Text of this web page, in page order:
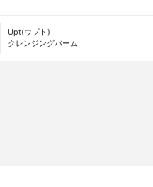
Upt(ウプト)
クレンジングバーム